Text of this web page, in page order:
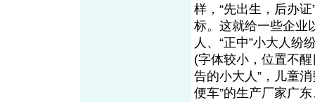
样，“先出生，后办
标。这就给一些企业
人、“正中”小大人纷
(字体较小，位置不
告的小大人”，儿童
便车”的生产厂家广